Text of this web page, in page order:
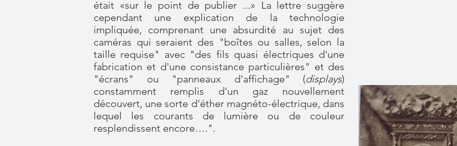
était «sur le point de publier ...» La lettre suggère
cependant une explication de la technologie
impliquée, comprenant une absurdité au sujet des
caméras qui seraient des "boîtes ou salles, selon la
taille requise" avec "des fils quasi électriques d'une
fabrication et d'une consistance particulières" et des
"écrans" ou "panneaux d'affichage" (displays)
constamment remplis d'un gaz nouvellement
découvert, une sorte d'éther magnéto-électrique, dans
lequel les courants de lumière ou de couleur
resplendissent encore….".